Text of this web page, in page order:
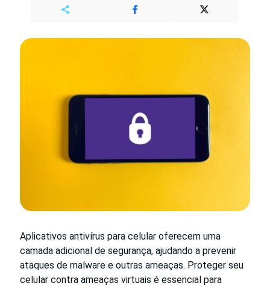
Aplicativos antivírus para celular oferecem uma
camada adicional de segurança, ajudando a prevenir
ataques de malware e outras ameaças. Proteger seu
celular contra ameaças virtuais é essencial para